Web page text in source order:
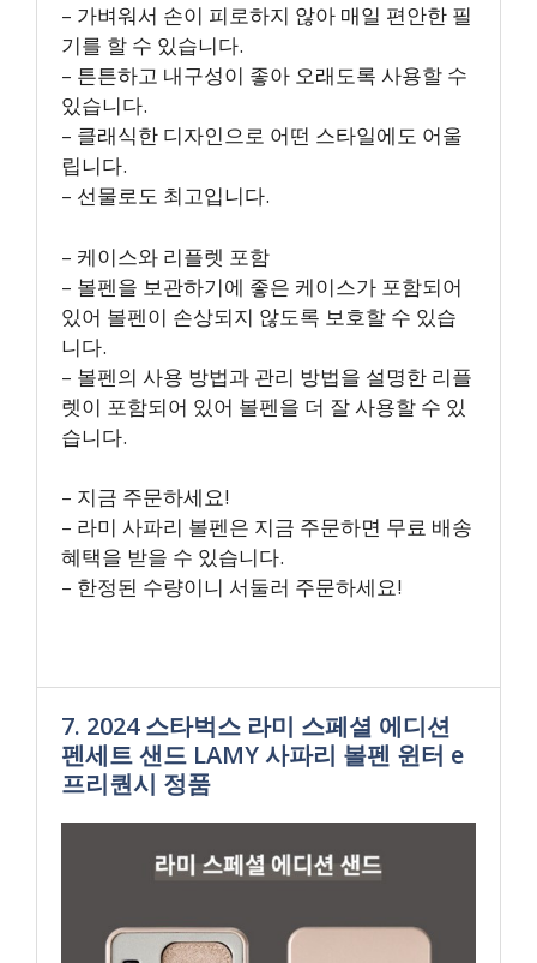
– 가벼워서 손이 피로하지 않아 매일 편안한 필
기를 할 수 있습니다.
– 튼튼하고 내구성이 좋아 오래도록 사용할 수
있습니다.
– 클래식한 디자인으로 어떤 스타일에도 어울
립니다.
– 선물로도 최고입니다.
– 케이스와 리플렛 포함
– 볼펜을 보관하기에 좋은 케이스가 포함되어
있어 볼펜이 손상되지 않도록 보호할 수 있습
니다.
– 볼펜의 사용 방법과 관리 방법을 설명한 리플
렛이 포함되어 있어 볼펜을 더 잘 사용할 수 있
습니다.
– 지금 주문하세요!
– 라미 사파리 볼펜은 지금 주문하면 무료 배송
혜택을 받을 수 있습니다.
– 한정된 수량이니 서둘러 주문하세요!
7. 2024 스타벅스 라미 스페셜 에디션
펜세트 샌드 LAMY 사파리 볼펜 윈터 e
프리퀀시 정품